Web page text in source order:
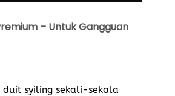
– Untuk Gangguan
duit syiling sekali-sekala